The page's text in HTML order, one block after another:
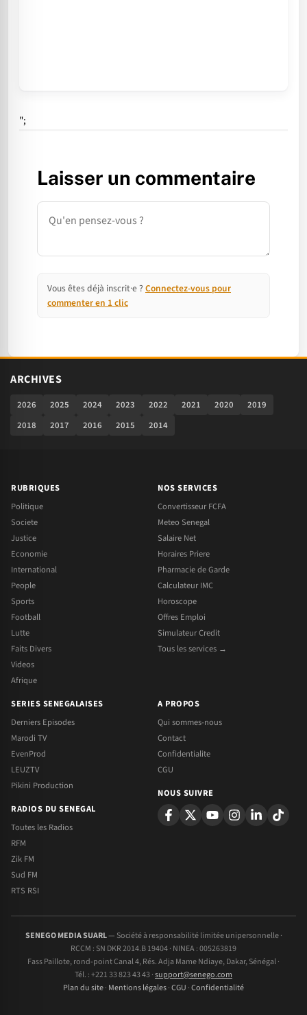
";
Laisser un commentaire
Commentaire
Vous êtes déjà inscrit·e ? Connectez-vous pour
commenter en 1 clic
ARCHIVES
2026 2025 2024 2023 2022 2021 2020
2019
2018
2017 2016 2015 2014
RUBRIQUES
Politique
Societe
Justice
Economie
International
People
Sports
Football
Lutte
Faits Divers
Videos
Afrique
NOS SERVICES
Convertisseur FCFA
Meteo Senegal
Salaire Net
Horaires Priere
Pharmacie de Garde
Calculateur IMC
Horoscope
Offres Emploi
Simulateur Credit
Tous les services →
SERIES SENEGALAISES
Derniers Episodes
Marodi TV
EvenProd
LEUZTV
Pikini Production
RADIOS DU SENEGAL
Toutes les Radios
RFM
Zik FM
Sud FM
RTS RSI
A PROPOS
Qui sommes-nous
Contact
Confidentialite
CGU
NOUS SUIVRE
SENEGO MEDIA SUARL— Société à responsabilité limitée unipersonnelle ·
RCCM : SN DKR 2014.B 19404 · NINEA : 005263819
Fass Paillote, rond-point Canal 4, Rés. Adja Mame Ndiaye, Dakar, Sénégal ·
Tél. : +221 33 823 43 43 ·support@senego.com
Plan du site· Mentions légales·CGU ·Confidentialité